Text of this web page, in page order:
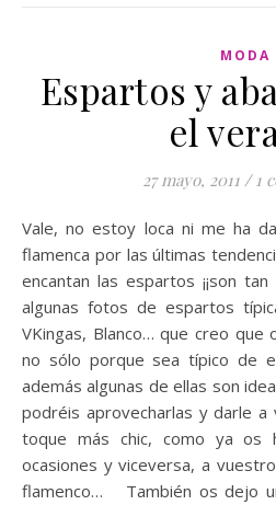
MODA
Espartos y
el
27 mayo, 2011 / 1
Vale, no estoy loca ni me ha dado por cambiar la moda
flamenca por las últimas
encantan las espartos ¡¡son
algunas fotos de espartos
VKingas, Blanco… que creo que
no sólo porque sea típico de
además algunas de ellas son
podréis aprovecharlas y darle a
toque más chic, como ya os
ocasiones y viceversa, a
flamenco… También os dejo